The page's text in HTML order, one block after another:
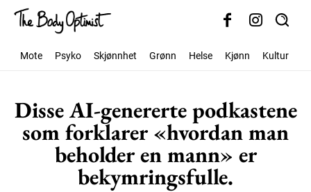
Mote Psyko Skjønnhet Grønn Helse Kjønn Kultur
Disse AI-genererte podkastene
som forklarer «hvordan man
beholder en mann» er
bekymringsfulle.